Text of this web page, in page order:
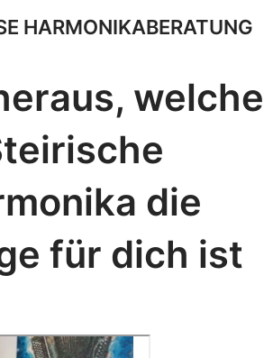
HARMONIKABERATUNG
welche
die
für dich ist